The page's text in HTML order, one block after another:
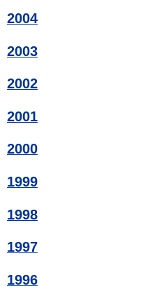
2004
2003
2002
2001
2000
1999
1998
1997
1996